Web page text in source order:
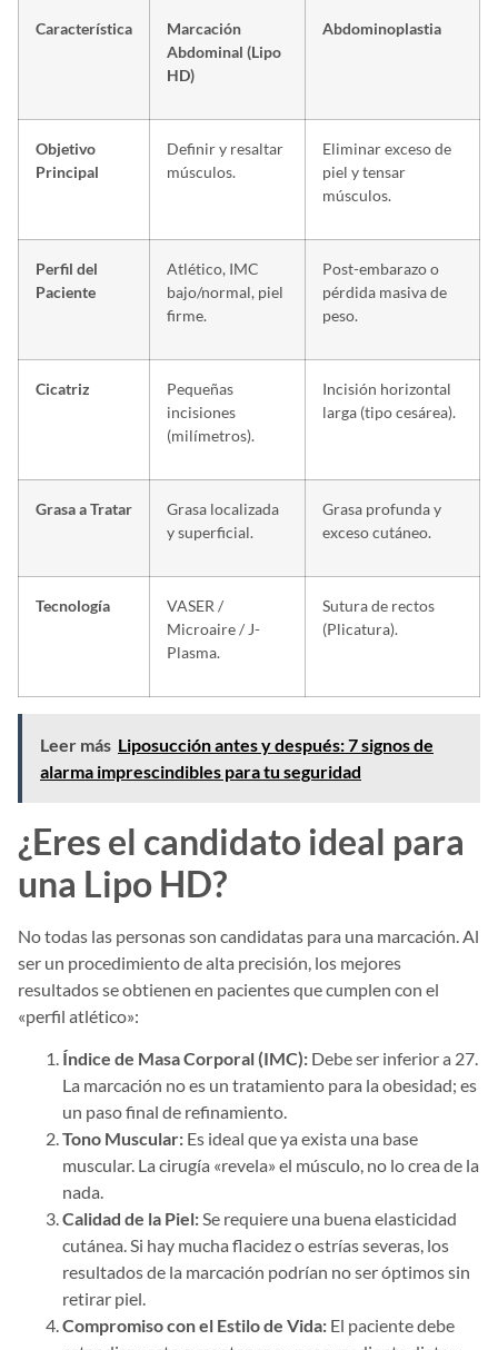
Característica
Marcación
Abdominal (Lipo
HD)
Abdominoplastia
Objetivo
Principal
Definir y resaltar
músculos.
Eliminar exceso de
piel y tensar
músculos.
Perfil del
Paciente
Atlético, IMC
bajo/normal, piel
firme.
Post-embarazo o
pérdida masiva de
peso.
Cicatriz
Pequeñas
incisiones
(milímetros).
Incisión horizontal
larga (tipo cesárea).
Grasa a Tratar
Grasa localizada
y superficial.
Grasa profunda y
exceso cutáneo.
Tecnología
VASER /
Microaire / J-
Plasma.
Sutura de rectos
(Plicatura).
Leer más Liposucción antes y después: 7 signos de
alarma imprescindibles para tu seguridad
¿Eres el candidato ideal para
una Lipo HD?
No todas las personas son candidatas para una marcación. Al
ser un procedimiento de alta precisión, los mejores
resultados se obtienen en pacientes que cumplen con el
«perfil atlético»:
Índice de Masa Corporal (IMC): Debe ser inferior a 27.
La marcación no es un tratamiento para la obesidad; es
un paso final de refinamiento.
Tono Muscular: Es ideal que ya exista una base
muscular. La cirugía «revela» el músculo, no lo crea de la
nada.
Calidad de la Piel:Se requiere una buena elasticidad
cutánea. Si hay mucha flacidez o estrías severas, los
resultados de la marcación podrían no ser óptimos sin
retirar piel.
Compromiso con el Estilo de Vida: El paciente debe